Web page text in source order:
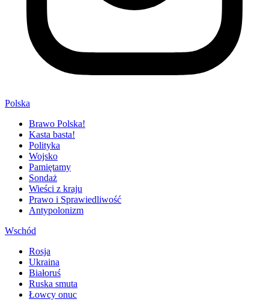
Polska
Brawo Polska!
Kasta basta!
Polityka
Wojsko
Pamiętamy
Sondaż
Wieści z kraju
Prawo i Sprawiedliwość
Antypolonizm
Wschód
Rosja
Ukraina
Białoruś
Ruska smuta
Łowcy onuc